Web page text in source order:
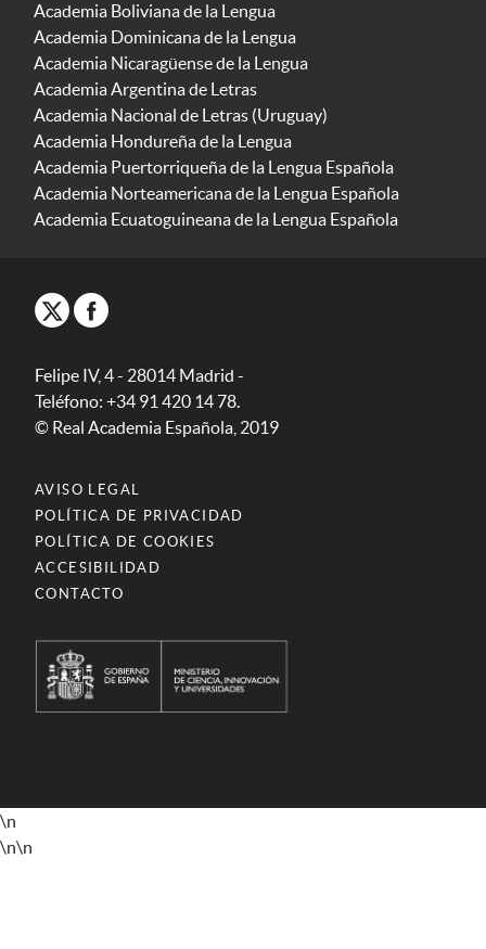
Academia Boliviana de la Lengua
Academia Dominicana de la Lengua
Academia Nicaragüense de la Lengua
Academia Argentina de Letras
Academia Nacional de Letras (Uruguay)
Academia Hondureña de la Lengua
Academia Puertorriqueña de la Lengua Española
Academia Norteamericana de la Lengua Española
Academia Ecuatoguineana de la Lengua Española
Felipe IV, 4 - 28014 Madrid -
Teléfono: +34 91 420 14 78.
© Real Academia Española, 2019
AVISO LEGAL
POLÍTICA DE PRIVACIDAD
POLÍTICA DE COOKIES
ACCESIBILIDAD
CONTACTO
\n
\n\n